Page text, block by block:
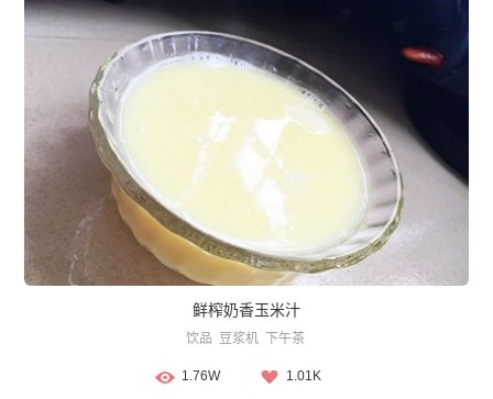
鲜榨奶香玉米汁
饮品 豆浆机 下午茶
1.76W 1.01K